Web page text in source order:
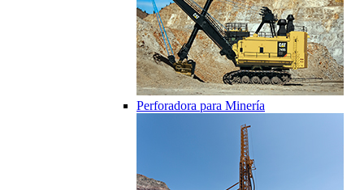
Perforadora para Minería